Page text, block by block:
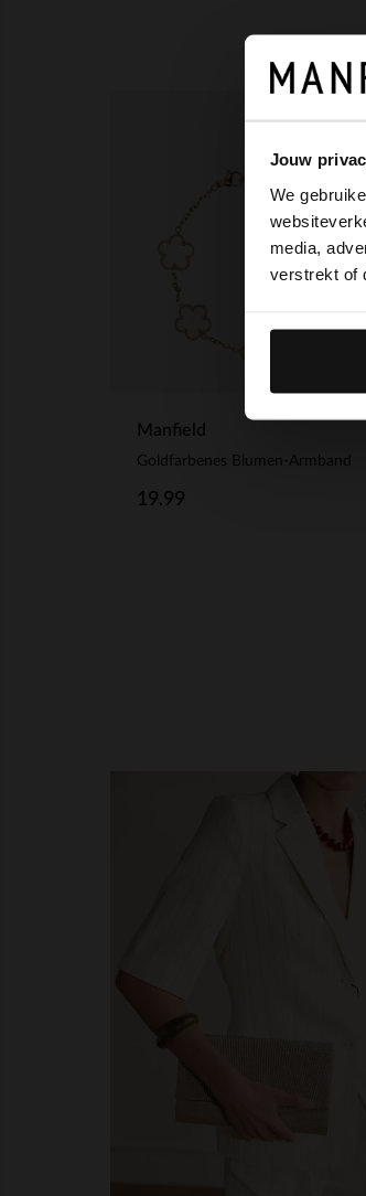
Jouw
We
media,
verstrekt of
Manfield
Goldfarbenes Blumen-Armband
19.99